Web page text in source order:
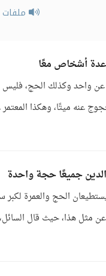
أشخاص معًا
عن واحد وكذلك الحج،
عنه ميتًا، وهكذا
جميعًا حجة واحدة
يستطيعان الحج والعمرة
مثل هذا، حيث قال